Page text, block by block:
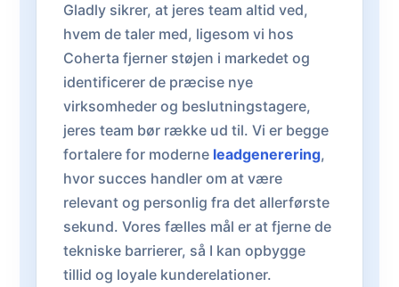
Gladly sikrer, at jeres team altid ved,
hvem de taler med, ligesom vi hos
Coherta fjerner støjen i markedet og
identificerer de præcise nye
virksomheder og beslutningstagere,
jeres team bør række ud til. Vi er begge
fortalere for moderne leadgenerering,
hvor succes handler om at være
relevant og personlig fra det allerførste
sekund. Vores fælles mål er at fjerne de
tekniske barrierer, så I kan opbygge
tillid og loyale kunderelationer.